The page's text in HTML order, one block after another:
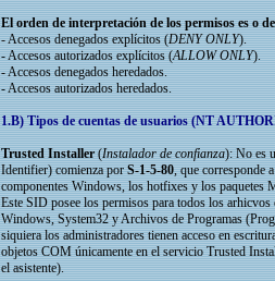
El orden de interpretación de los permisos es o
- Accesos denegados explícitos (DENY ONLY).
- Accesos autorizados explícitos (ALLOW ONLY).
- Accesos denegados heredados.
- Accesos autorizados heredados.
1.B) Tipos de cuentas de usuarios (NT
Trusted Installer(Instalador de confianza): No es
Identifier) comienza porS-1-5-80, que corresponde
componentes Windows, los hotfixes y los
Este SID posee los permisos para todos los
Windows, System32 y Archivos de Programas
siquiera los administradores tienen acceso en
objetos COM únicamente en el servicio Trusted
el asistente).